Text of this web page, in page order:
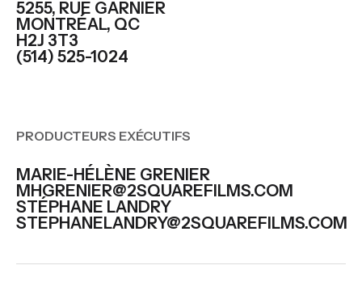
5255, RUE GARNIER
MONTRÉAL, QC
H2J 3T3
(514) 525-1024
PRODUCTEURS EXÉCUTIFS
MARIE-HÉLÈNE GRENIER
MHGRENIER@2SQUAREFILMS.COM
STÉPHANE LANDRY
STEPHANELANDRY@2SQUAREFILMS.COM